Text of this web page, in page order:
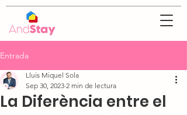
Entrada
La Diferència entre el
Lluis Miquel Sola
Sep 30, 2023 2 min de lectura